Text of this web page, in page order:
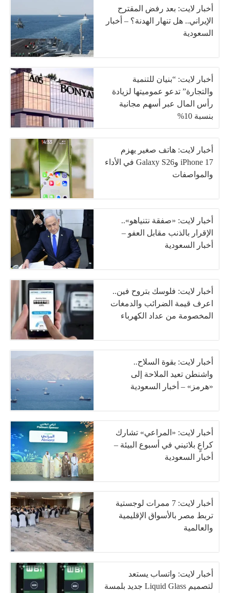
أخبار لايت: بعد رفض المقترح
الإيراني.. هل تنهار الهدنة؟ – أخبار
السعودية
أخبار لايت: “بنيان للتنمية
والتجارة” تدعو عموميتها لزيادة
رأس المال عبر أسهم مجانية
بنسبة 10%
أخبار لايت: هاتف صغير يهزم
iPhone 17 وGalaxy S26 في الأداء
والمواصفات
أخبار لايت: «صفقة نتنياهو»..
الإقرار بالذنب مقابل العفو –
أخبار السعودية
أخبار لايت: فلوسك بتروح فين..
اعرف قيمة الضرائب والدمغات
المخصومة من عداد الكهرباء
أخبار لايت: بقوة السلاح..
واشنطن تعيد الملاحة إلى
«هرمز» – أخبار السعودية
أخبار لايت: «المراعي» تشارك
كراعٍ بلاتيني في أسبوع البيئة –
أخبار السعودية
أخبار لايت: 7 ممرات لوجستية
تربط مصر بالأسواق الإقليمية
والعالمية
أخبار لايت: واتساب يستعد
لتصميم Liquid Glass جديد بلمسة